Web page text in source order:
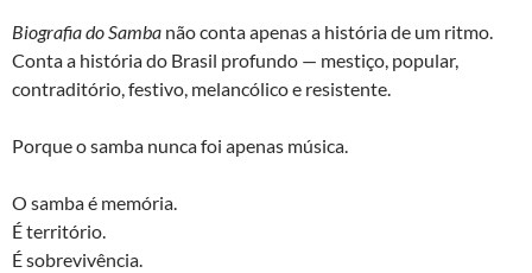
Biografia do Samba não conta apenas a história de um ritmo.
Conta a história do Brasil profundo — mestiço, popular,
contraditório, festivo, melancólico e resistente.
Porque o samba nunca foi apenas música.
O samba é memória.
É território.
É sobrevivência.